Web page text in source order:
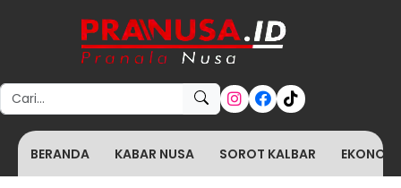
Search for:
BERANDA KABAR NUSA SOROT KALBAR